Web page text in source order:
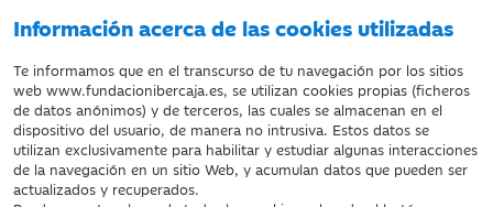
Información acerca de las cookies utilizadas
Te informamos que en el transcurso de tu navegación por los sitios
web www.fundacionibercaja.es, se utilizan cookies propias (ficheros
de datos anónimos) y de terceros, las cuales se almacenan en el
dispositivo del usuario, de manera no intrusiva. Estos datos se
utilizan exclusivamente para habilitar y estudiar algunas interacciones
de la navegación en un sitio Web, y acumulan datos que pueden ser
actualizados y recuperados.
CONDICIONES DE COMPRA
IBERCAJA BANCO
Fundación Bancaria Ibercaja. C.I.F. G-50000652.
Inscrita en el Registro de Fundaciones del Mº de Educación,
Cultura y Deporte con el nº 1689.